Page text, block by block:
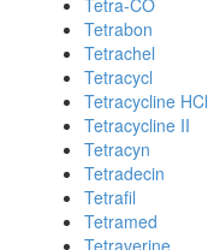
Tetra-CO
Tetrabon
Tetrachel
Tetracycl
Tetracycline HCl
Tetracycline II
Tetracyn
Tetradecin
Tetrafil
Tetramed
Tetraverine